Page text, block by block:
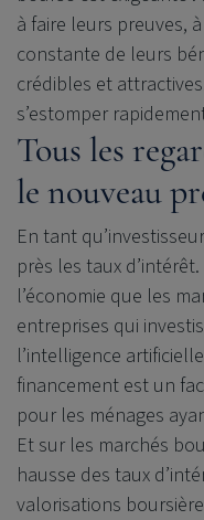
à faire leurs preuves,
constante de leurs
crédibles et
s’estomper
Tous les
le nouveau
En tant
près les taux
l’économie que les
entreprises qui
l’intelligence
financement est un
pour les ménages
Et sur les marchés
hausse des taux
valorisations